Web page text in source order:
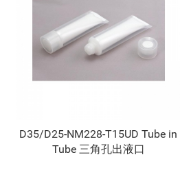
D35/D25-NM228-T15UD Tube in
Tube 三角孔出液口